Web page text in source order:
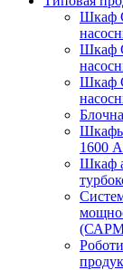
Шкаф
Шкаф
Шкаф
Шкафы
1600
Шкаф